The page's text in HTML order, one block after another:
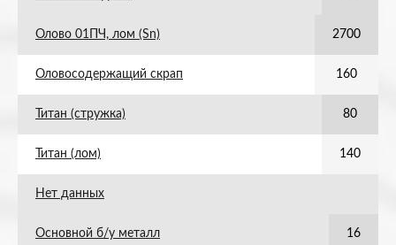
Олово 01ПЧ, лом (Sn) 2700
Оловосодержащий скрап 160
Титан (стружка) 80
Титан (лом) 140
Нет данных
Основной б/у металл 16